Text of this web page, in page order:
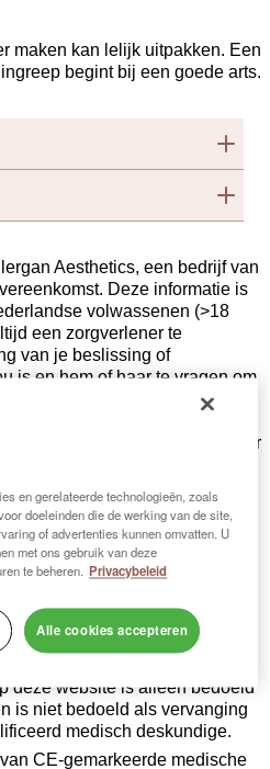
maken kan lelijk uitpakken. Een
begint bij een goede arts.
Aesthetics, een bedrijf van
Deze informatie is
volwassenen (>18
een zorgverlener te
van je beslissing of
is en hem of haar te vragen om
bijwerkingen. Bijwerkingen
Allergan Aesthetics kantoor
Ga voor meer
www.juvederm.nl. Modellen
werkelijke resultaten kunnen
uitsluitend bedoeld ter
rechten voorbehouden. Alle
van hun respectievelijke
verschillende JUVÉDERM
beschikbaar gesteld door dr.
kunnen per persoon
deze website is alleen bedoeld
is niet bedoeld als vervanging
medisch deskundige.
CE-gemarkeerde medische
en gerelateerde technologieën, zoals
doeleinden die de werking van de site,
of advertenties kunnen omvatten. U
met ons gebruik van deze
te beheren. Privacybeleid
Alle cookies accepteren